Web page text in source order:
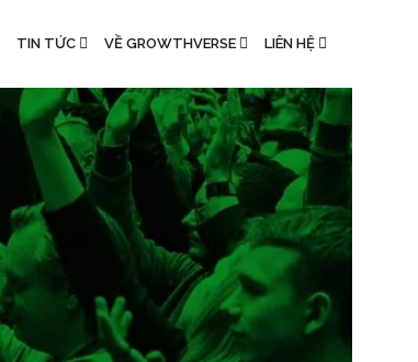
TIN TỨC VỀ GROWTHVERSE LIÊN HỆ